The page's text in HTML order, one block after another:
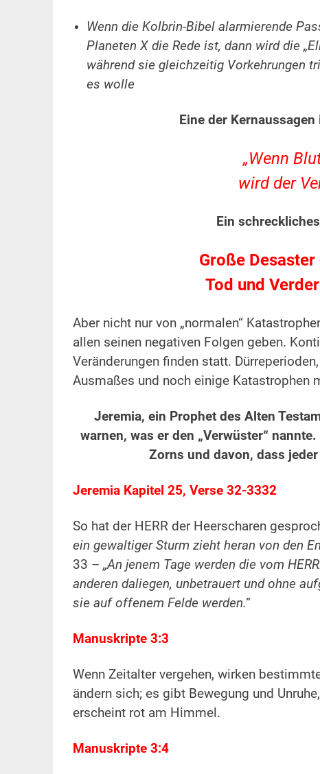
Wenn die Kolbrin-Bibel alarmierende
Planeten X die Rede ist, dann wird die
während sie gleichzeitig Vorkehrungen
es wolle
Eine der
„Wenn
wird der
Ein
Große Desaster
Tod und
Aber nicht nur von „normalen“
allen seinen negativen Folgen geben.
Veränderungen finden statt.
Ausmaßes und noch einige Katastrophen
Jeremia, ein Prophet des Alten
warnen, was er den „Verwüster“
Zorns und davon, dass
Jeremia Kapitel 25, Verse 32-3332
So hat der HERR der Heerscharen
ein gewaltiger Sturm zieht heran von den
33 – „An jenem Tage werden die vom
anderen daliegen, unbetrauert und ohne
sie auf offenem Felde werden.“
Manuskripte 3:3
Wenn Zeitalter vergehen, wirken
ändern sich; es gibt Bewegung und
erscheint rot am Himmel.
Manuskripte 3:4